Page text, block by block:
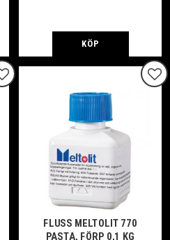
KÖP
Lägg till i favoriter
FLUSS MELTOLIT 770
PASTA, FÖRP 0,1 KG